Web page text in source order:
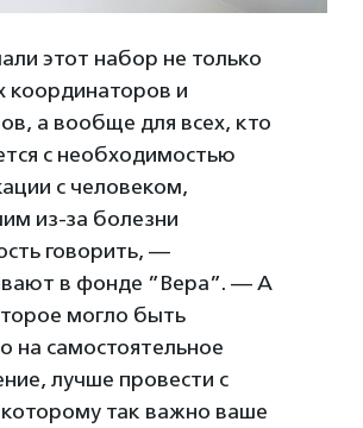
этот набор не только
координаторов и
а вообще для всех, кто
с необходимостью
с человеком,
из-за болезни
говорить, —
в фонде ”Вера”. — А
могло быть
на самостоятельное
лучше провести с
так важно ваше